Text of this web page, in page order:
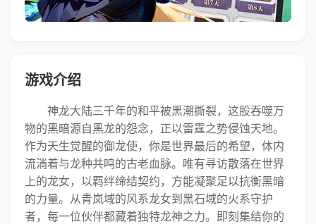
游戏介绍
神龙大陆三千年的和平被黑潮撕裂，这股吞噬万
物的黑暗源自黑龙的怨念，正以雷霆之势侵蚀天地。
作为天生觉醒的御龙使，你是世界最后的希望，体内
流淌着与龙种共鸣的古老血脉。唯有寻访散落在世界
上的龙女，以羁绊缔结契约，方能凝聚足以抗衡黑暗
的力量。从青岚域的风系龙女到黑石域的火系守护
者，每一位伙伴都藏着独特龙神之力。即刻集结你的